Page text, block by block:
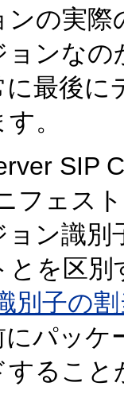
の実
ンな
最後
。
SIP
フェス
ン識
とを区
別子の
パッ
ること